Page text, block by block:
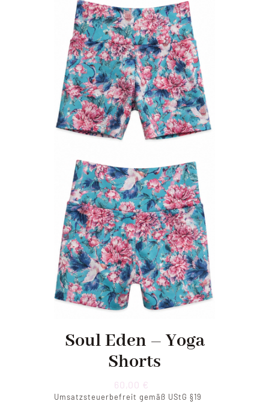
Soul Eden – Yoga
Shorts
60,00 €
Umsatzsteuerbefreit gemäß UStG §19